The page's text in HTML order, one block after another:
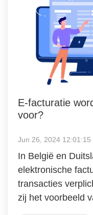
E-facturatie
voor?
Jun 26, 2024 12:01:15
In België en
elektronische
transacties
zij het voorbeeld